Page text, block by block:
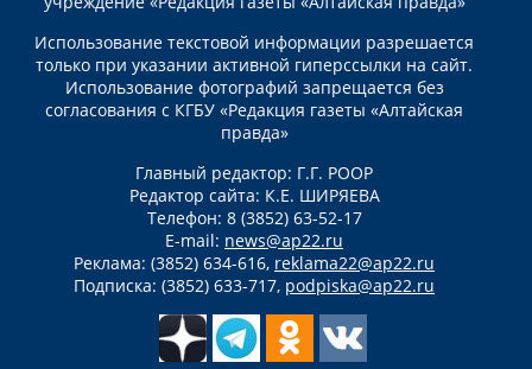
Использование текстовой информации разрешается
только при указании активной гиперссылки на сайт.
Использование фотографий запрещается без
согласования с КГБУ «Редакция газеты «Алтайская
правда»
Главный редактор: Г.Г. РООР
Редактор сайта: К.Е. ШИРЯЕВА
Телефон: 8 (3852) 63-52-17
E-mail: news@ap22.ru
Реклама: (3852) 634-616, reklama22@ap22.ru
Подписка: (3852) 633-717, podpiska@ap22.ru